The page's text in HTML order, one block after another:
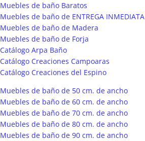
Muebles de baño Baratos
Muebles de baño de ENTREGA INMEDIATA
Muebles de baño de Madera
Muebles de baño de Forja
Catálogo Arpa Baño
Catálogo Creaciones Campoaras
Catálogo Creaciones del Espino
Muebles de baño de 50 cm. de ancho
Muebles de baño de 60 cm. de ancho
Muebles de baño de 70 cm. de ancho
Muebles de baño de 80 cm. de ancho
Muebles de baño de 90 cm. de ancho